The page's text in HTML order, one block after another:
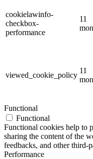
cookielawinfo-
checkbox-
performance
11
viewed_cookie_policy
11
Functional
Functional
Functional cookies help to
sharing the content of the
feedbacks, and other third-
Performance